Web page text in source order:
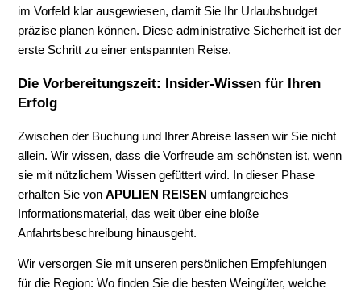
im Vorfeld klar ausgewiesen, damit Sie Ihr Urlaubsbudget
präzise planen können. Diese administrative Sicherheit ist der
erste Schritt zu einer entspannten Reise.
Die Vorbereitungszeit: Insider-Wissen für Ihren
Erfolg
Zwischen der Buchung und Ihrer Abreise lassen wir Sie nicht
allein. Wir wissen, dass die Vorfreude am schönsten ist, wenn
sie mit nützlichem Wissen gefüttert wird. In dieser Phase
erhalten Sie vonAPULIEN REISEN umfangreiches
Informationsmaterial, das weit über eine bloße
Anfahrtsbeschreibung hinausgeht.
Wir versorgen Sie mit unseren persönlichen Empfehlungen
für die Region: Wo finden Sie die besten Weingüter, welche